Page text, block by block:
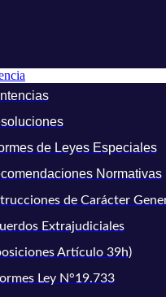
de Leyes Especiales
Normativas
de Carácter
Extrajudiciales
Artículo 39h)
Ley N°19.733